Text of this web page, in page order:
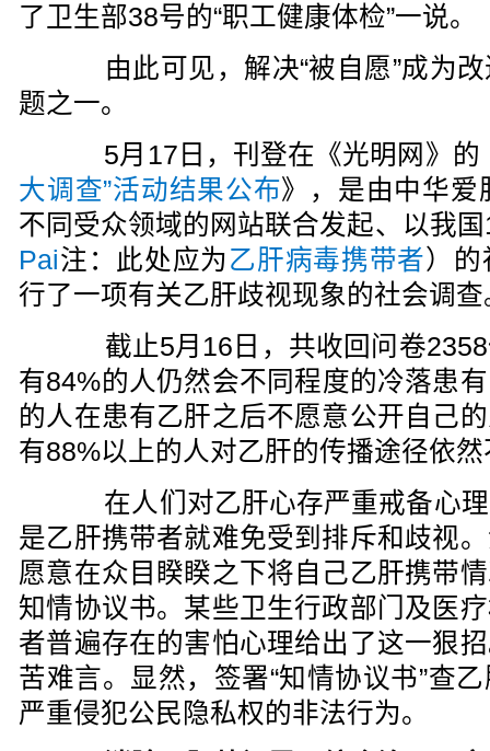
了卫生部38号的“职工健康体检”一说。
由此可见，解决“被自愿”成为改
题之一。
5月17日，刊登在《光明网》的
大调查”活动结果公布》，是由中华爱
不同受众领域的网站联合发起、以我
Pai注：此处应为乙肝病毒携带者）
行了一项有关乙肝歧视现象的社会调查
截止5月16日，共收回问卷2358
有84%的人仍然会不同程度的冷落患
的人在患有乙肝之后不愿意公开自己
有88%以上的人对乙肝的传播途径依
在人们对乙肝心存严重戒备心理
是乙肝携带者就难免受到排斥和歧视
愿意在众目睽睽之下将自己乙肝携带
知情协议书。某些卫生行政部门及医
者普遍存在的害怕心理给出了这一狠
苦难言。显然，签署“知情协议书”查
严重侵犯公民隐私权的非法行为。